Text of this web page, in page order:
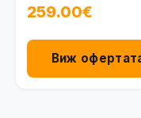
Inspiration NRO.24
259.00€
Виж